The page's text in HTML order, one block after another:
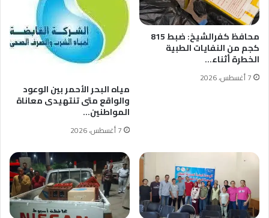
محافظ كفرالشيخ: ضبط 815
كجم من النفايات الطبية
الخطرة أثناء…
7 أغسطس، 2026
مياه البحر الأحمر بين الوعود
والواقع متى تنتهيدى معاناة
المواطنين…
7 أغسطس، 2026